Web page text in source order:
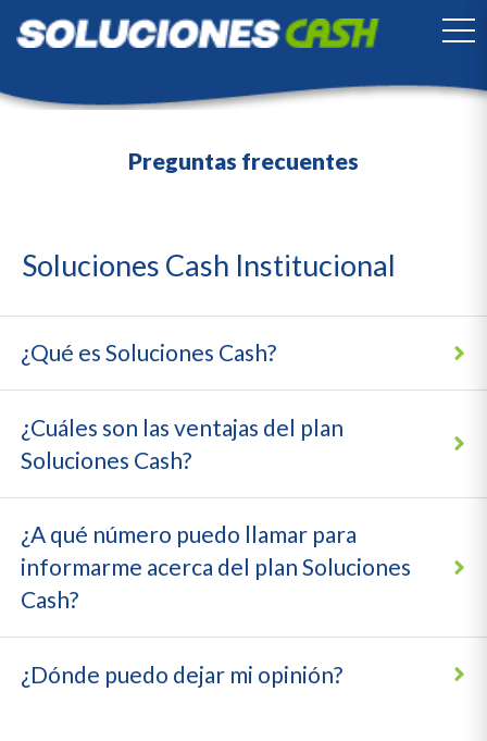
Preguntas frecuentes
Soluciones Cash Institucional
¿Qué es Soluciones Cash?
¿Cuáles son las ventajas del plan
Soluciones Cash?
¿A qué número puedo llamar para
informarme acerca del plan Soluciones
Cash?
¿Dónde puedo dejar mi opinión?